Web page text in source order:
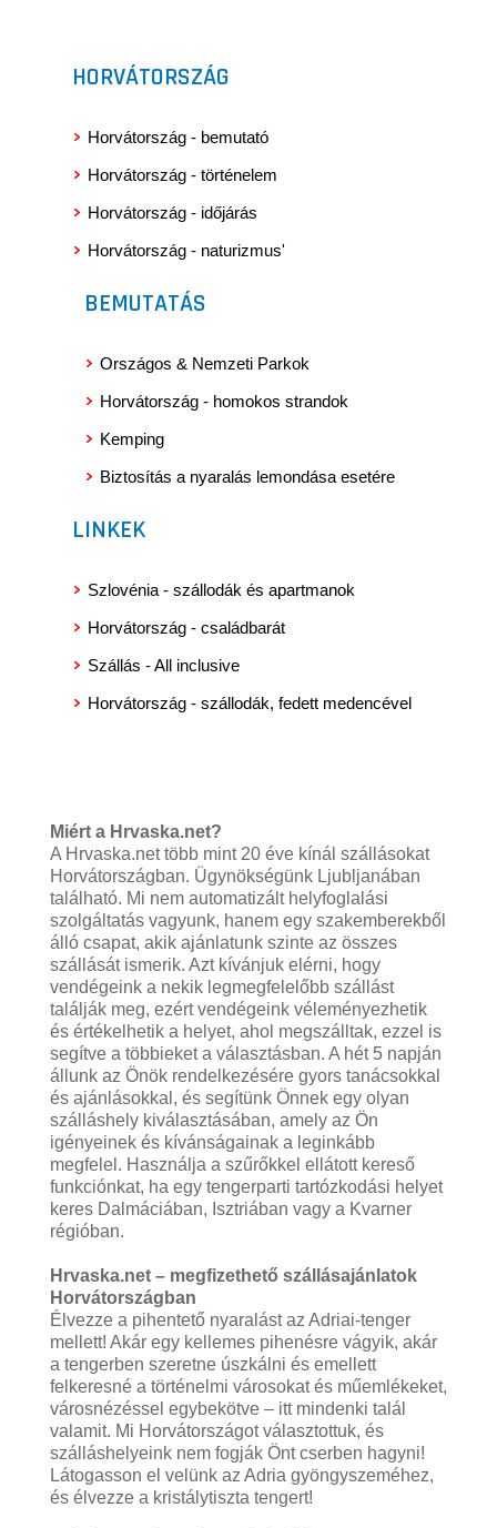
HORVÁTORSZÁG
Horvátország - bemutató
Horvátország - történelem
Horvátország - időjárás
Horvátország - naturizmus'
BEMUTATÁS
Országos & Nemzeti Parkok
Horvátország - homokos strandok
Kemping
Biztosítás a nyaralás lemondása esetére
LINKEK
Szlovénia - szállodák és apartmanok
Horvátország - családbarát
Szállás - All inclusive
Horvátország - szállodák, fedett medencével
Miért a Hrvaska.net?
A Hrvaska.net több mint 20 éve kínál szállásokat
Horvátországban. Ügynökségünk Ljubljanában
található. Mi nem automatizált helyfoglalási
szolgáltatás vagyunk, hanem egy szakemberekből
álló csapat, akik ajánlatunk szinte az összes
szállását ismerik. Azt kívánjuk elérni, hogy
vendégeink a nekik legmegfelelőbb szállást
találják meg, ezért vendégeink véleményezhetik
és értékelhetik a helyet, ahol megszálltak, ezzel is
segítve a többieket a választásban. A hét 5 napján
állunk az Önök rendelkezésére gyors tanácsokkal
és ajánlásokkal, és segítünk Önnek egy olyan
szálláshely kiválasztásában, amely az Ön
igényeinek és kívánságainak a leginkább
megfelel. Használja a szűrőkkel ellátott kereső
funkciónkat, ha egy tengerparti tartózkodási helyet
keres Dalmáciában, Isztriában vagy a Kvarner
régióban.
Hrvaska.net – megfizethető szállásajánlatok
Horvátországban
Élvezze a pihentető nyaralást az Adriai-tenger
mellett! Akár egy kellemes pihenésre vágyik, akár
a tengerben szeretne úszkálni és emellett
felkeresné a történelmi városokat és műemlékeket,
városnézéssel egybekötve – itt mindenki talál
valamit. Mi Horvátországot választottuk, és
szálláshelyeink nem fogják Önt cserben hagyni!
Látogasson el velünk az Adria gyöngyszeméhez,
és élvezze a kristálytiszta tengert!